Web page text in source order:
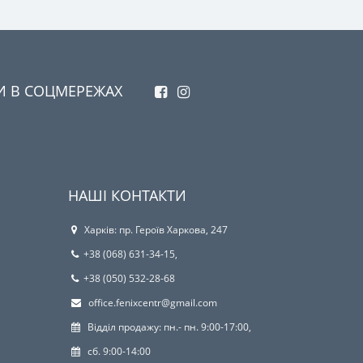
В СОЦМЕРЕЖАХ
НАШІ КОНТАКТИ
Харків: пр. Героїв Харкова, 247
+38 (068) 631-34-15,
+38 (050) 532-28-68
office.fenixcentr@gmail.com
Відділ продажу: пн.- пн. 9:00-17:00,
сб. 9:00-14:00